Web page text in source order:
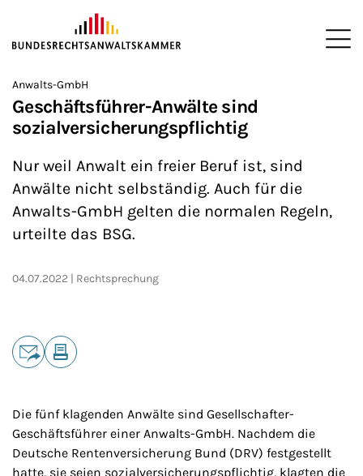
ZUM HAUPTINHALT SPRINGEN
Sie befinden sich hier:
>
Startseite
>
Newsroom
Anwalts-GmbH
Geschäftsführer-Anwälte sind
sozialversicherungspflichtig
Nur weil Anwalt ein freier Beruf ist, sind
Anwälte nicht selbständig. Auch für die
Anwalts-GmbH gelten die normalen Regeln,
urteilte das BSG.
04.07.2022 Rechtsprechung
Teilen
Die fünf klagenden Anwälte sind Gesellschafter-
Geschäftsführer einer Anwalts-GmbH. Nachdem die
Deutsche Rentenversicherung Bund (DRV) festgestellt
hatte, sie seien sozialversicherungspflichtig, klagten die